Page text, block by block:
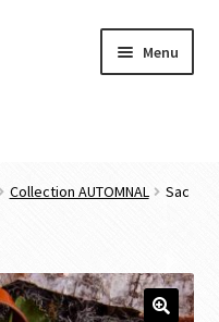
Menu
Collection AUTOMNAL
Sac